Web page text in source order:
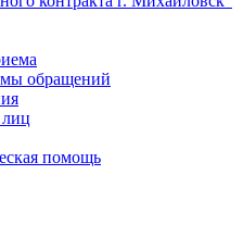
обращений
помощь